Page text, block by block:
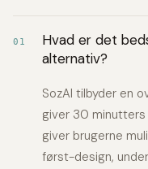
01
Hvad er det
alternativ?
SozAI tilbyder en
giver 30
giver brugerne
først-design,